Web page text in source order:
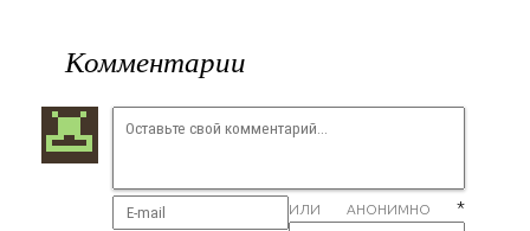
Комментарии
ИЛИ АНОНИМНО *